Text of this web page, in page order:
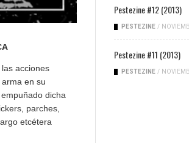
acciones
en su
dicha
parches,
etcétera
Pestezine #12 (2013)
PESTEZINE /
Pestezine #11 (2013)
PESTEZINE /